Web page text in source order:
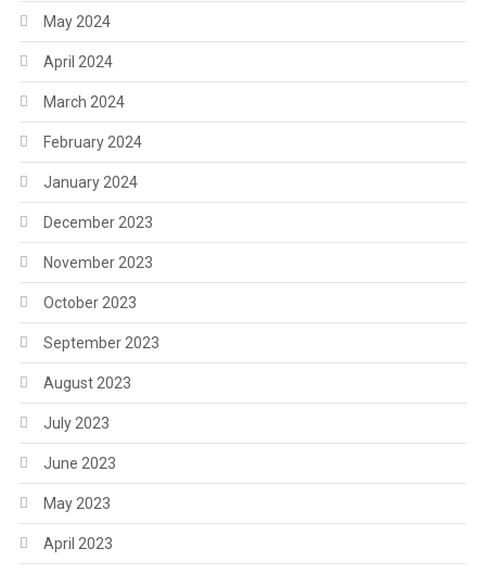
May 2024
April 2024
March 2024
February 2024
January 2024
December 2023
November 2023
October 2023
September 2023
August 2023
July 2023
June 2023
May 2023
April 2023